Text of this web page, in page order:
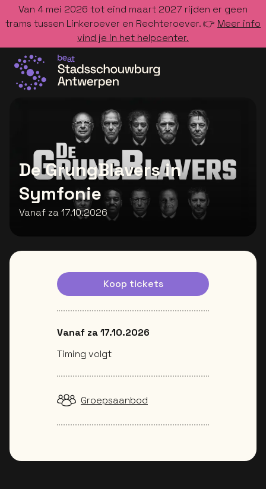
Van 4 mei 2026 tot eind maart 2027 rijden er geen
trams tussen Linkeroever en Rechteroever. 👉 Meer info
vind je in het helpcenter.
De GrungBlavers in
Symfonie
Vanaf za 17.10.2026
Koop tickets
Vanaf za 17.10.2026
Timing volgt
Groepsaanbod